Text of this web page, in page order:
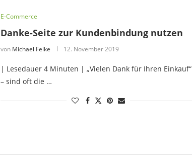
E-Commerce
Danke-Seite zur Kundenbindung nutzen
von Michael Feike 12. November 2019
| Lesedauer 4 Minuten | „Vielen Dank für Ihren Einkauf“
– sind oft die …